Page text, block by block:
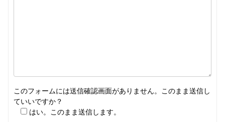
このフォームには送信確認画面がありません。このまま送信し
ていいですか？
はい。このまま送信します。